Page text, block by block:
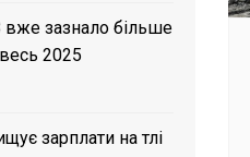
вже зазнало більше
2025
зарплати на тлі